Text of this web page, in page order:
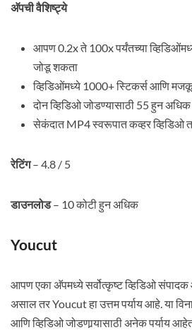
अ‍ॅपची वैशिष्ट्ये
आपण 0.2x ते 100x पर्यंतच्या
जोडू शकता
व्हिडिओंमध्ये 1000+ स्टिकर्स आणि
दोन व्हिडिओ जोडण्यासाठी 55 हुन अधिक
सेकंदात MP4 स्वरूपात कव्हर व्हिडिओ
रेटिंग– 4.8 / 5
डाउनलोड– 10 कोटी हुन अधिक
Youcut
आपण एका अ‍ॅपमध्ये सर्वोत्कृष्ट व्हिडिओ संपादक
असाल तर Youcut हा उत्तम पर्याय आहे. या
आणि व्हिडिओ जोडणार्‍यासाठी अनेक पर्याय